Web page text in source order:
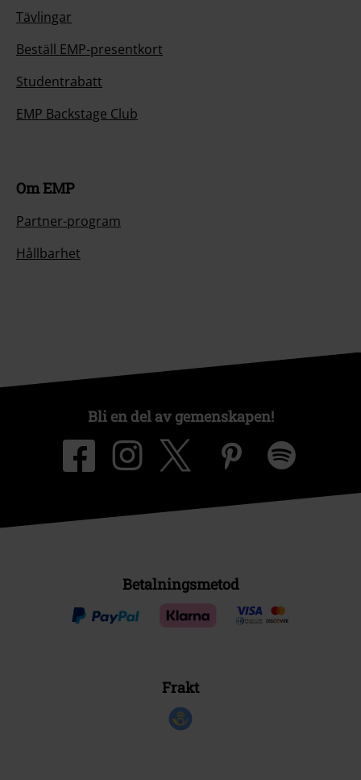
Tävlingar
Beställ EMP-presentkort
Studentrabatt
EMP Backstage Club
Om EMP
Partner-program
Hållbarhet
Bli en del av gemenskapen!
Betalningsmetod
Frakt